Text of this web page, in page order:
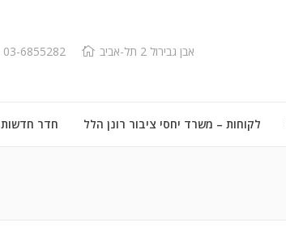
אבן גבירול 2 תל-אביב 03-6855282
לקוחות – משרד יחסי ציבור רונן הלל חדר חדשות